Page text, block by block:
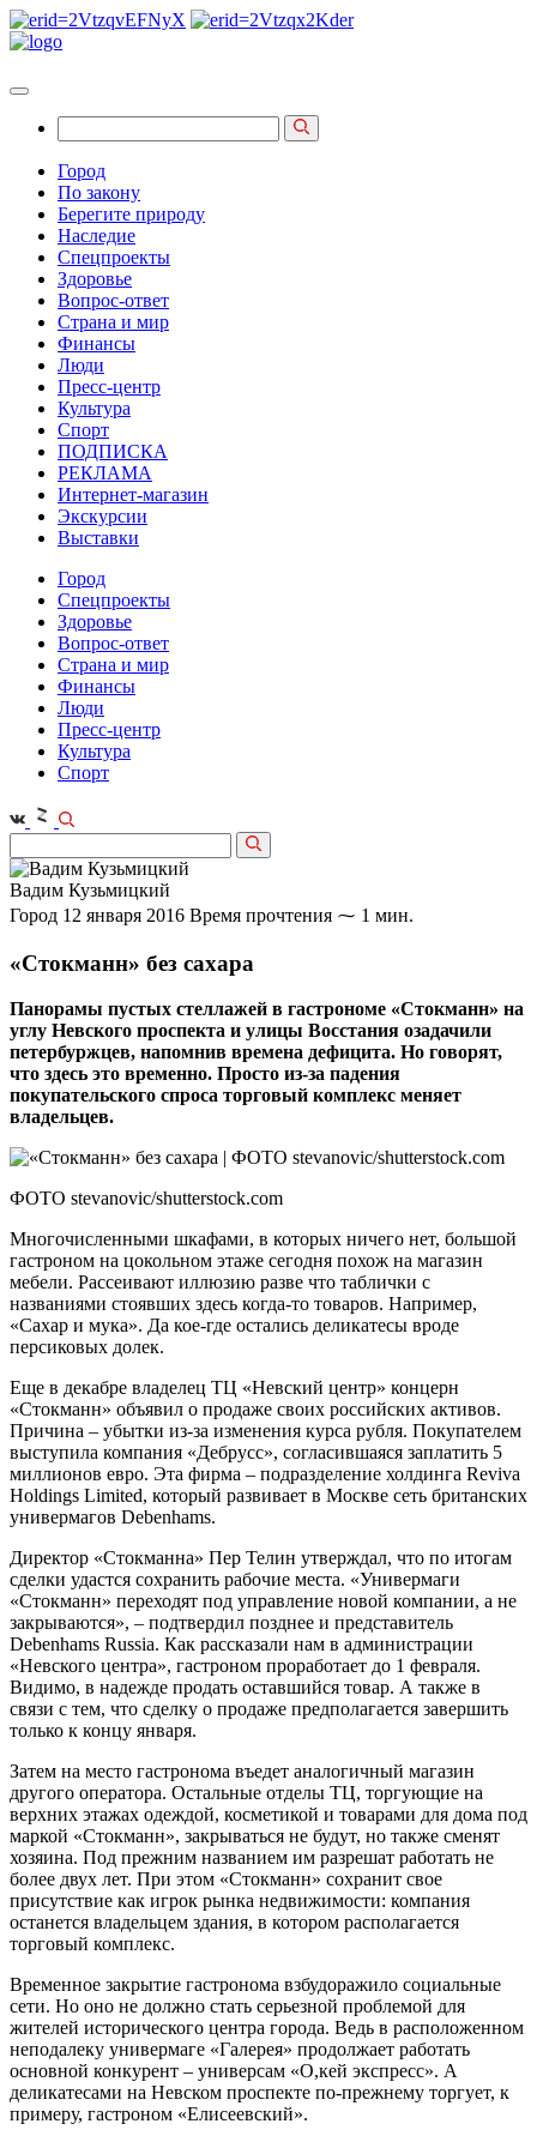
Город
По закону
Берегите природу
Наследие
Спецпроекты
Здоровье
Вопрос-ответ
Страна и мир
Финансы
Люди
Пресс-центр
Культура
Спорт
ПОДПИСКА
РЕКЛАМА
Интернет-магазин
Экскурсии
Выставки
Город
Спецпроекты
Здоровье
Вопрос-ответ
Страна и мир
Финансы
Люди
Пресс-центр
Культура
Спорт
Вадим Кузьмицкий
Город 12 января 2016 Время прочтения ⁓ 1 мин.
«Стокманн» без сахара
Панорамы пустых стеллажей в гастрономе «Стокманн» на
углу Невского проспекта и улицы Восстания озадачили
петербуржцев, напомнив времена дефицита. Но говорят,
что здесь это временно. Просто из-за падения
покупательского спроса торговый комплекс меняет
владельцев.
ФОТО stevanovic/shutterstock.com
Многочисленными шкафами, в которых ничего нет, большой
гастроном на цокольном этаже сегодня похож на магазин
мебели. Рассеивают иллюзию разве что таблички с
названиями стоявших здесь когда-то товаров. Например,
«Сахар и мука». Да кое-где остались деликатесы вроде
персиковых долек.
Еще в декабре владелец ТЦ «Невский центр» концерн
«Стокманн» объявил о продаже своих российских активов.
Причина – убытки из-за изменения курса рубля. Покупателем
выступила компания «Дебрусс», согласившаяся заплатить 5
миллионов евро. Эта фирма – подразделение холдинга Reviva
Holdings Limited, который развивает в Москве сеть британских
универмагов Debenhams.
Директор «Стокманна» Пер Телин утверждал, что по итогам
сделки удастся сохранить рабочие места. «Универмаги
«Стокманн» переходят под управление новой компании, а не
закрываются», – подтвердил позднее и представитель
Debenhams Russia. Как рассказали нам в администрации
«Невского центра», гастроном проработает до 1 февраля.
Видимо, в надежде продать оставшийся товар. А также в
связи с тем, что сделку о продаже предполагается завершить
только к концу января.
Затем на место гастронома въедет аналогичный магазин
другого оператора. Остальные отделы ТЦ, торгующие на
верхних этажах одеждой, косметикой и товарами для дома под
маркой «Стокманн», закрываться не будут, но также сменят
хозяина. Под прежним названием им разрешат работать не
более двух лет. При этом «Стокманн» сохранит свое
присутствие как игрок рынка недвижимости: компания
останется владельцем здания, в котором располагается
торговый комплекс.
Временное закрытие гастронома взбудоражило социальные
сети. Но оно не должно стать серьезной проблемой для
жителей исторического центра города. Ведь в расположенном
неподалеку универмаге «Галерея» продолжает работать
основной конкурент – универсам «О,кей экспресс». А
деликатесами на Невском проспекте по-прежнему торгует, к
примеру, гастроном «Елисеевский».